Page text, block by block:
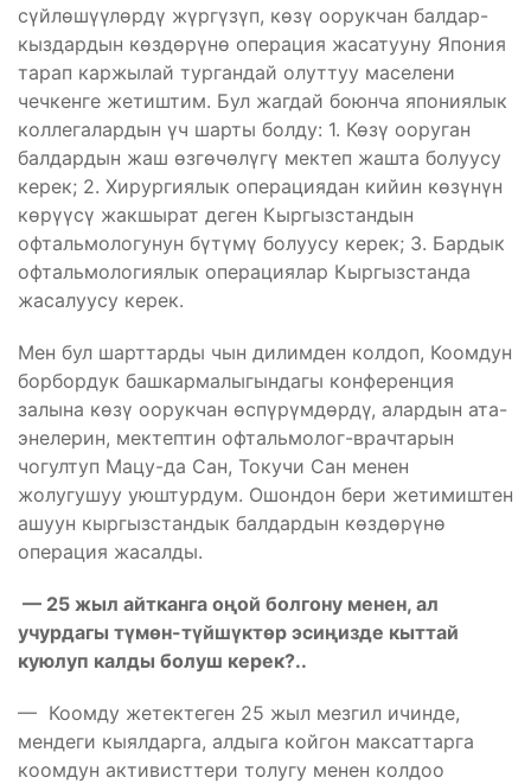
сүйлөшүүлөрдү жүргүзүп, көзү оорукчан балдар-
кыздардын көздөрүнө операция жасатууну Япония
тарап каржылай тургандай олуттуу маселени
чечкенге жетиштим. Бул жагдай боюнча япониялык
коллегалардын үч шарты болду: 1. Көзү ооруган
балдардын жаш өзгөчөлүгү мектеп жашта болуусу
керек; 2. Хирургиялык операциядан кийин көзүнүн
көрүүсү жакшырат деген Кыргызстандын
офтальмологунун бүтүмү болуусу керек; 3. Бардык
офтальмологиялык операциялар Кыргызстанда
жасалуусу керек.
Мен бул шарттарды чын дилимден колдоп, Коомдун
борбордук башкармалыгындагы конференция
залына көзү оорукчан өспүрүмдөрдү, алардын ата-
энелерин, мектептин офтальмолог-врачтарын
чогултуп Мацу-да Сан, Токучи Сан менен
жолугушуу уюштурдум. Ошондон бери жетимиштен
ашуун кыргызстандык балдардын көздөрүнө
операция жасалды.
— 25 жыл айтканга оңой болгону менен, ал
учурдагы түмөн-түйшүктөр эсиңизде кыттай
куюлуп калды болуш керек?..
— Коомду жетектеген 25 жыл мезгил ичинде,
мендеги кыялдарга, алдыга койгон максаттарга
коомдун активисттери толугу менен колдоо